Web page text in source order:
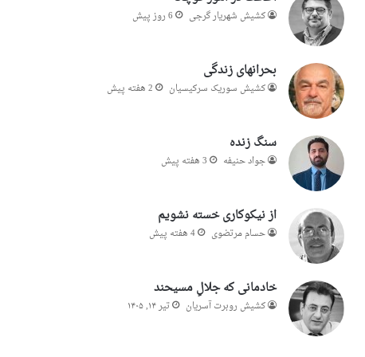
کشیش شهریار گرجى 6 روز پیش
بحرانهای زندگی
کشیش سوریک سرکیسیان 2 هفته پیش
سنگ زنده
جواد حنیفه 3 هفته پیش
از نیکوکاری خسته نشویم
حسام مرتضوی 4 هفته پیش
خادمانی که جلالِ مسیحند
کشیش روبرت آسریان تیر ۱۴, ۱۴۰۵